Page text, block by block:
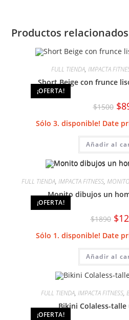
Productos relacionados
¡OFERTA!
FULL TIENDA, IMPACTA
Short Beige con frunce
$1500 El
era:
$
Sólo 3. disponible! Date
Añadir al
¡OFERTA!
FULL TIENDA, IMPACTA FITNESS,
Monito dibujos un
$1890 El
era:
$
Sólo 1. disponible! Date
Añadir al
¡OFERTA!
FULL TIENDA, IMPACTA FITNESS,
Bikini Colaless-talle